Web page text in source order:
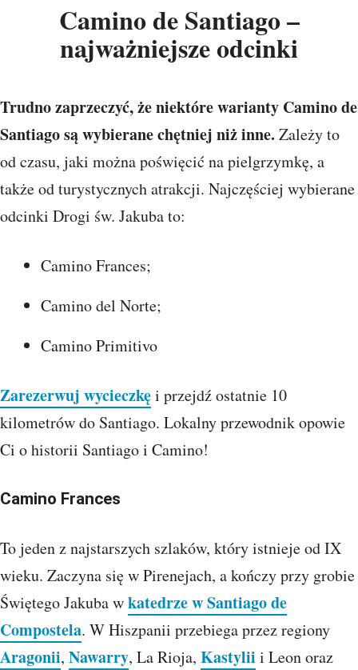
Camino de Santiago –
najważniejsze odcinki
Trudno zaprzeczyć, że niektóre warianty Camino de
Santiago są wybierane chętniej niż inne. Zależy to
od czasu, jaki można poświęcić na pielgrzymkę, a
także od turystycznych atrakcji. Najczęściej wybierane
odcinki Drogi św. Jakuba to:
Camino Frances;
Camino del Norte;
Camino Primitivo
Zarezerwuj wycieczkęi przejdź ostatnie 10
kilometrów do Santiago. Lokalny przewodnik opowie
Ci o historii Santiago i Camino!
Camino Frances
To jeden z najstarszych szlaków, który istnieje od IX
wieku. Zaczyna się w Pirenejach, a kończy przy grobie
Świętego Jakuba wkatedrze w Santiago de
Compostela. W Hiszpanii przebiega przez regiony
Aragonii, Nawarry, La Rioja, Kastylii i Leon oraz